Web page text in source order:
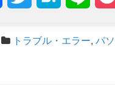
c
t
n
トラブル・エラー, パ